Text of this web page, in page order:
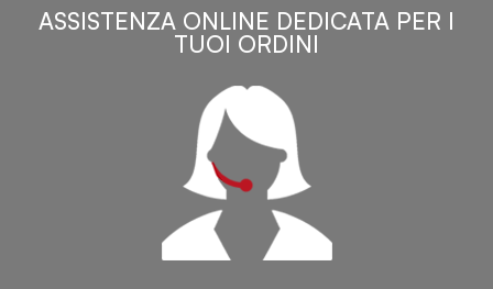
ASSISTENZA ONLINE DEDICATA PER I
TUOI ORDINI